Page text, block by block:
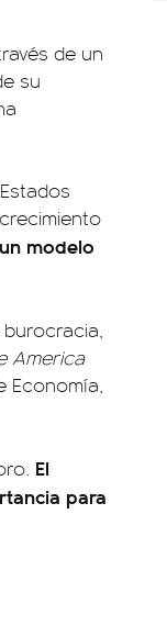
de un
su
modelo
America
Economía,
El
para